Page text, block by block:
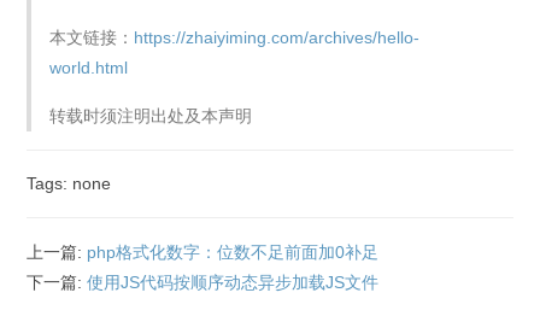
本文链接： https://zhaiyiming.com/archives/hello-
world.html
转载时须注明出处及本声明
Tags: none
上一篇: php格式化数字：位数不足前面加0补足
下一篇:使用JS代码按顺序动态异步加载JS文件